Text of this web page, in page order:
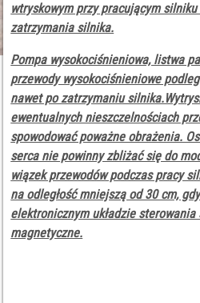
wtryskowym przy pracującym
zatrzymania silnika.
Pompa wysokociśnieniowa, listwa
przewody wysokociśnieniowe
nawet po zatrzymaniu
ewentualnych nieszczelnościach
spowodować poważne obrażenia.
serca nie powinny zbliżać się do
wiązek przewodów podczas pracy
na odległość mniejszą od 30 cm,
elektronicznym układzie
magnetyczne.